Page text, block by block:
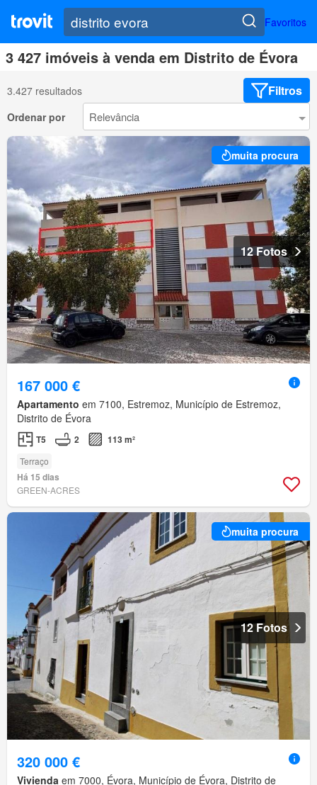
Favoritos
3 427 imóveis à venda em Distrito de Évora
3.427 resultados Filtros
Ordenar por
muita procura
12 Fotos
167 000 €
Apartamento em 7100, Estremoz, Município de Estremoz,
Distrito de Évora
T5 2 113 m²
Terraço
Há 15 dias
GREEN-ACRES
muita procura
12 Fotos
320 000 €
Vivienda em 7000, Évora, Município de Évora, Distrito de